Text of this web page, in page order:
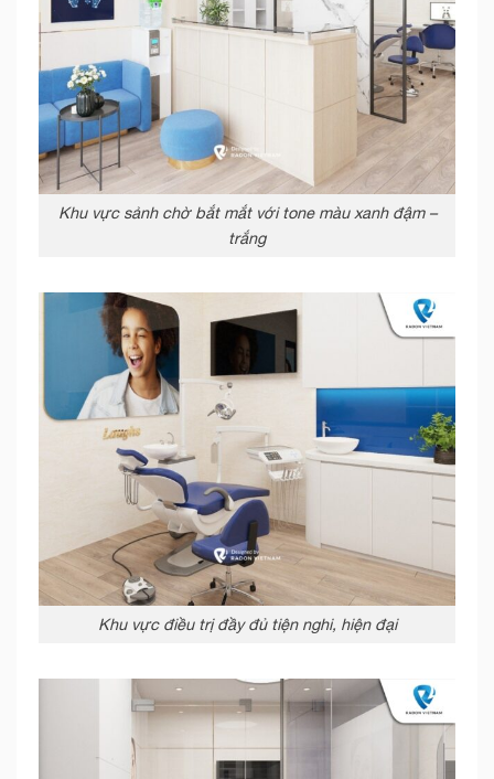
Khu vực sảnh chờ bắt mắt với tone màu xanh đậm –
trắng
Khu vực điều trị đầy đủ tiện nghi, hiện đại